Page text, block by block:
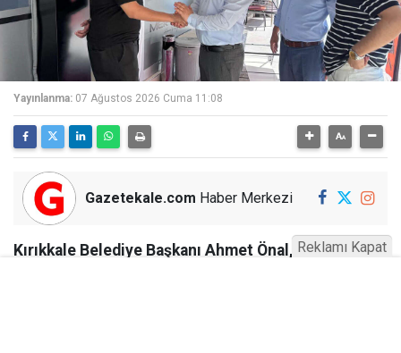
Yayınlanma: 07 Ağustos 2026 Cuma 11:08
Gazetekale.com Haber Merkezi
Kırıkkale Belediye Başkanı Ahmet Önal, Çalılıöz
Reklamı Kapat